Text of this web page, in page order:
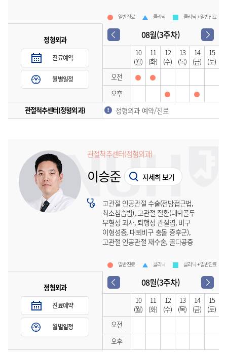
일반진료 클리닉 클리닉 + 일반진료
정형외과
진료예약
월별일정
08월(3주차)
10
(월)
11
(화)
12
(수)
13
(목)
14
(금)
15
(토)
오전
오후
관절척추센터(정형외과)
정형외과 예약/진료
관절척추센터(정형외과)
이승준 자세히 보기
고관절 인공관절 수술(전방접근법,
최소침습법), 고관절 질환(대퇴골두
무혈성 괴사, 퇴행성 관절염, 비구
이형성증, 대퇴비구 충돌 증후군),
고관절 인공관절 재수술, 골다공증
일반진료 클리닉 클리닉 + 일반진료
정형외과
진료예약
월별일정
08월(3주차)
10
(월)
11
(화)
12
(수)
13
(목)
14
(금)
15
(토)
오전
오후